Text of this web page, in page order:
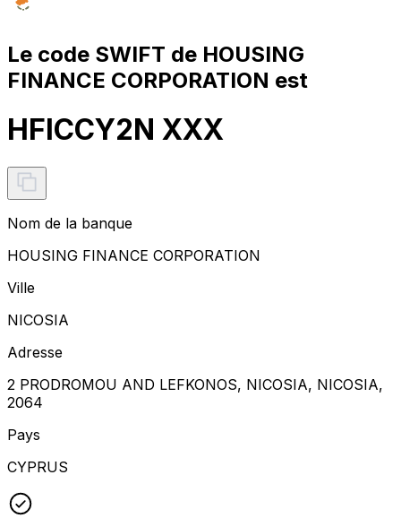
Le code SWIFT de HOUSING
FINANCE CORPORATION est
HFICCY2N XXX
Nom de la banque
HOUSING FINANCE CORPORATION
Ville
NICOSIA
Adresse
2 PRODROMOU AND LEFKONOS, NICOSIA, NICOSIA,
2064
Pays
CYPRUS